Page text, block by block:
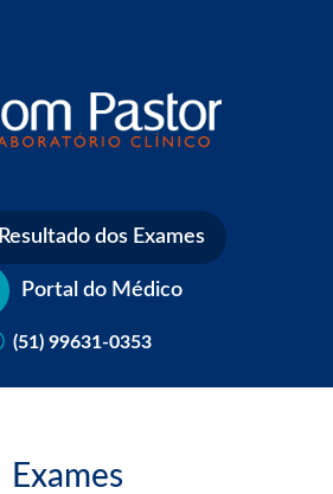
Resultado dos Exames
Portal do Médico
(51) 99631-0353
Exames